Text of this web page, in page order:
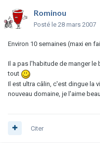
Rominou
Posté le 28 mars 2007
Environ 10 semaines (maxi en
Il a pas l'habitude de manger le
tout
Il est ultra câlin, c'est dingue la
nouveau domaine, je l'aime
Citer